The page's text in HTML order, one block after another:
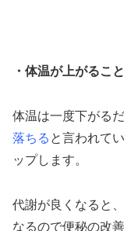
・体温が上がるこ
体温は一度下がる
落ちる と言われて
ップします。
代謝が良くなると
なるので便秘の改